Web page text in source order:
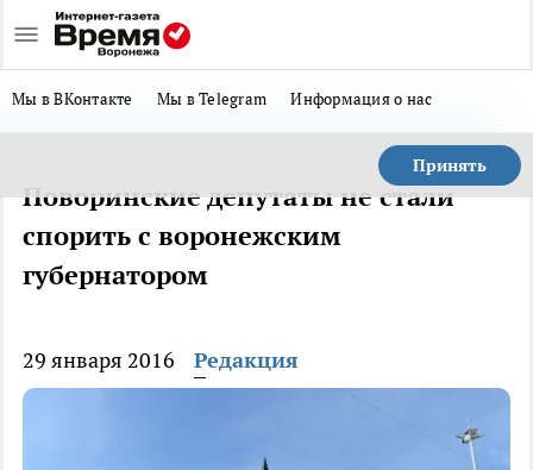
Мы в ВКонтакте Мы в Telegram Информация о нас
Принять
Поворинские депутаты не стали
спорить с воронежским
губернатором
29 января 2016 Редакция